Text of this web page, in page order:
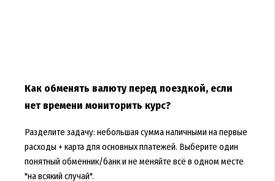
Как обменять валюту перед поездкой, если
нет времени мониторить курс?
Разделите задачу: небольшая сумма наличными на первые
расходы + карта для основных платежей. Выберите один
понятный обменник/банк и не меняйте всё в одном месте
"на всякий случай".